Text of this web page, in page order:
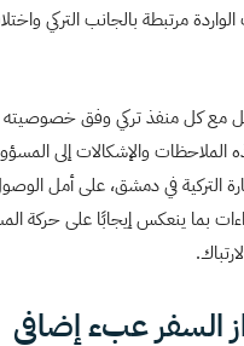
مرتبطة بالجانب التركي
مع كل منفذ تركي وفق خصوصيته
والإشكالات إلى
التركية في دمشق، على أمل الوصول
بما ينعكس إيجابًا على حركة
السفر عبء إضافي